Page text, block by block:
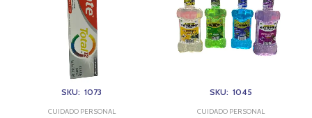
SKU: 1073
CUIDADO PERSONAL
SKU: 1045
CUIDADO PERSONAL